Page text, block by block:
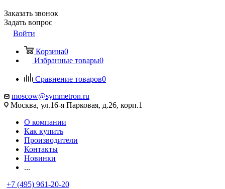
Заказать звонок
Задать вопрос
Войти
Корзина0
Избранные товары0
Сравнение товаров0
moscow@symmetron.ru
Москва, ул.16-я Парковая, д.26, корп.1
О компании
Как купить
Производители
Контакты
Новинки
...
+7 (495) 961-20-20